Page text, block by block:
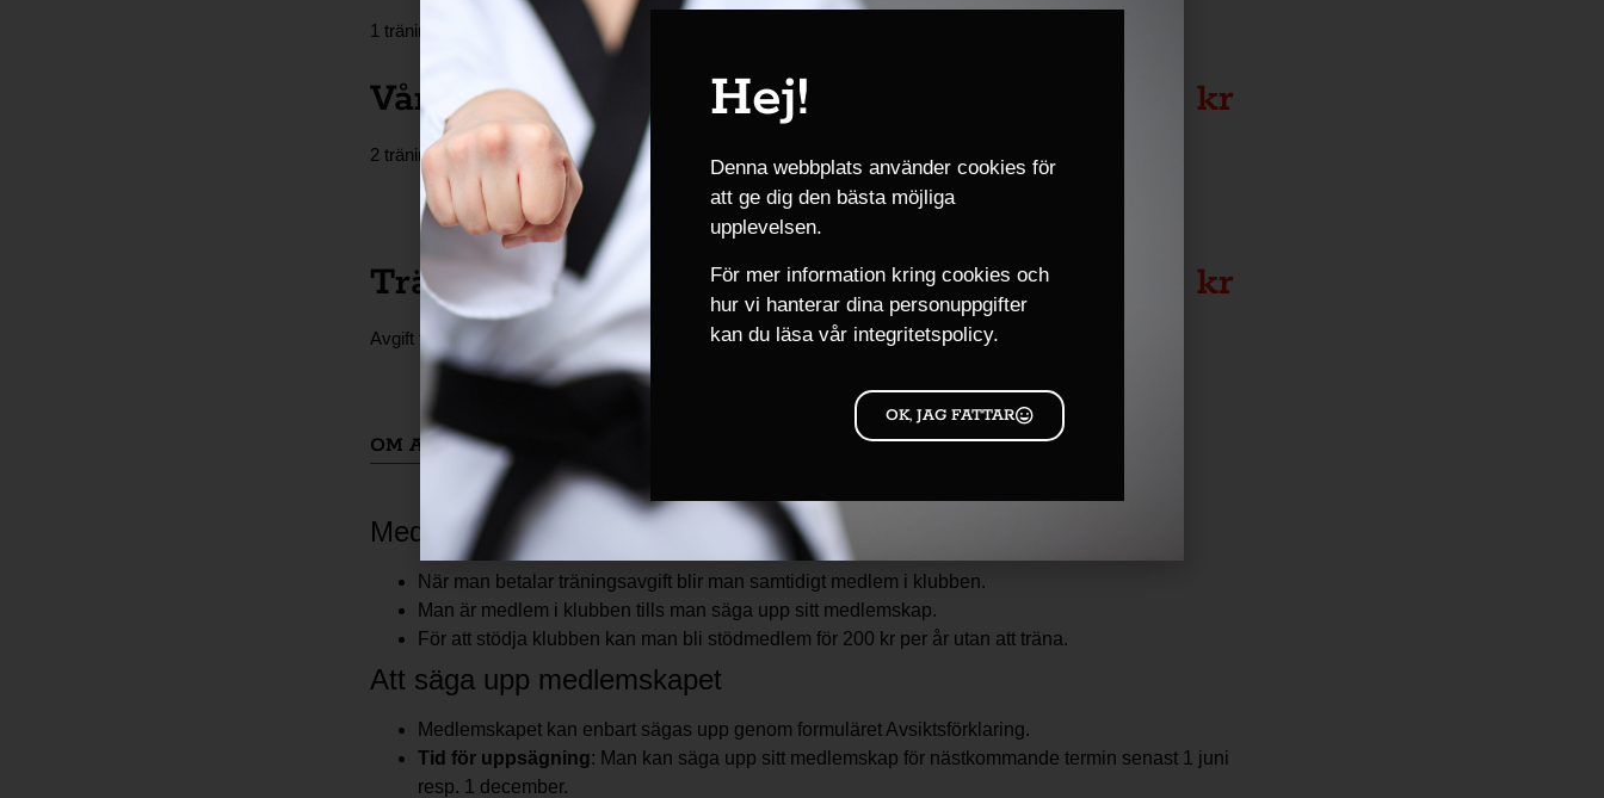
1 träningspass i veckan. Medlemsavgift på 100kr ingår.
Vårtermin 1600 kr
2 träningspass i veckan. Medlemsavgift på 100kr ingår.
Träningsläger 300 kr
Avgift till träningsläger som hålls i varje termin.
OM AVGIFTER & MEDLEMSKAP
Medlemskap
När man betalar träningsavgift blir man samtidigt medlem i klubben.
Man är medlem i klubben tills man säga upp sitt medlemskap.
För att stödja klubben kan man bli stödmedlem för 200 kr per år utan att träna.
Att säga upp medlemskapet
Medlemskapet kan enbart sägas upp genom formuläret Avsiktsförklaring.
Tid för uppsägning: Man kan säga upp sitt medlemskap för nästkommande termin senast 1 juni
resp. 1 december.
Hej!
Denna webbplats använder cookies för
att ge dig den bästa möjliga
upplevelsen.
För mer information kring cookies och
hur vi hanterar dina personuppgifter
kan du läsa vår integritetspolicy.
OK, JAG FATTAR